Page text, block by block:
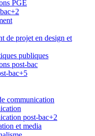
PGE
de projet en design et
publiques
post-bac
bac+5
communication
post-bac+2
et media